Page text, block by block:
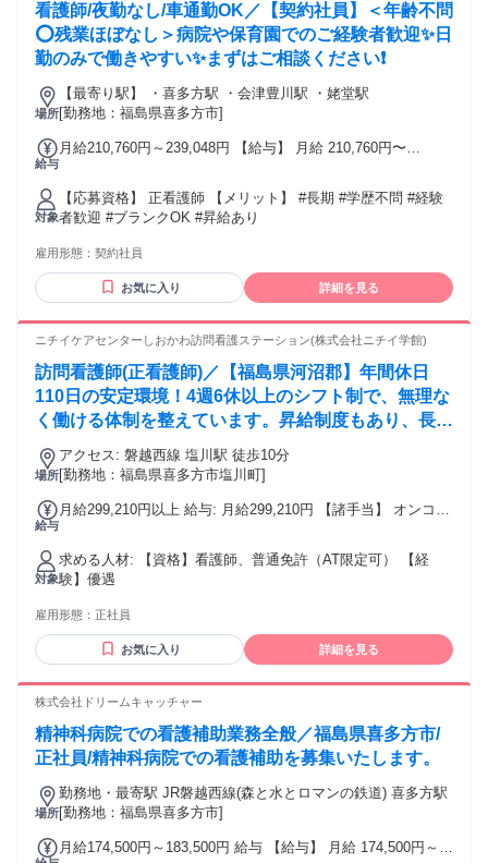
看護師/夜勤なし/車通勤OK／【契約社員】＜年齢不問
⭕残業ほぼなし＞病院や保育園でのご経験者歓迎✨日
勤のみで働きやすい✨まずはご相談ください❗️
場所
【最寄り駅】 ・喜多方駅 ・会津豊川駅 ・姥堂駅
[勤務地：福島県喜多方市]
給与
月給210,760円～239,048円 【給与】 月給 210,760円〜
対象
【応募資格】 正看護師 【メリット】 #長期 #学歴不問 #経験
者歓迎 #ブランクOK #昇給あり
雇用形態： 契約社員
お気に入り 詳細を見る
ニチイケアセンターしおかわ訪問看護ステーション(株式会社ニチイ学館)
訪問看護師(正看護師)／【福島県河沼郡】年間休日
110日の安定環境！4週6休以上のシフト制で、無理な
く働ける体制を整えています。昇給制度もあり、長く
腰を据えて働きたい方に最適。
場所
アクセス: 磐越西線 塩川駅 徒歩10分
[勤務地：福島県喜多方市塩川町]
給与
月給299,210円以上 給与: 月給299,210円 【諸手当】 オンコー
実費支給（上限50,000円/月） 【賃金支払】 締日：月末 支払
日：翌月25日
対象
求める人材: 【資格】看護師、普通免許（AT限定可） 【経
験】優遇
雇用形態： 正社員
お気に入り 詳細を見る
株式会社ドリームキャッチャー
精神科病院での看護補助業務全般／福島県喜多方市/
正社員/精神科病院での看護補助を募集いたします。
場所
勤務地・最寄駅 JR磐越西線(森と水とロマンの鉄道) 喜多方駅
[勤務地：福島県喜多方市]
月給174,500円～183,500円 給与 【給与】 月給 174,500円～